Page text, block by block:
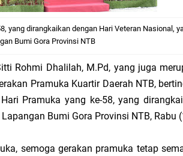
2026 Digelar, Polsek Narmada Siap Jaga
Arahan Ditbinmas, Intensifkan fungsi Polmas
Polsek Selaparang Bagikan Bendera Merah Putih
Dibekuk Polisi, Motor Curian Dijual ke Lombok
yang dirangkaikan dengan Hari Veteran Nasional,
Bumi Gora Provinsi NTB
Rohmi Dhalilah, M.Pd, yang juga
Pramuka Kuartir Daerah NTB,
Pramuka yang ke-58, yang
Bumi Gora Provinsi NTB, Rabu
semoga gerakan pramuka tetap